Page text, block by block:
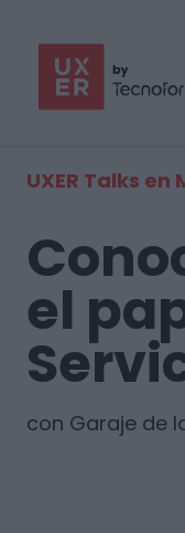
EMPRESAS
BLOG
CONTACTO
UXER Talks en
el
con Garaje de